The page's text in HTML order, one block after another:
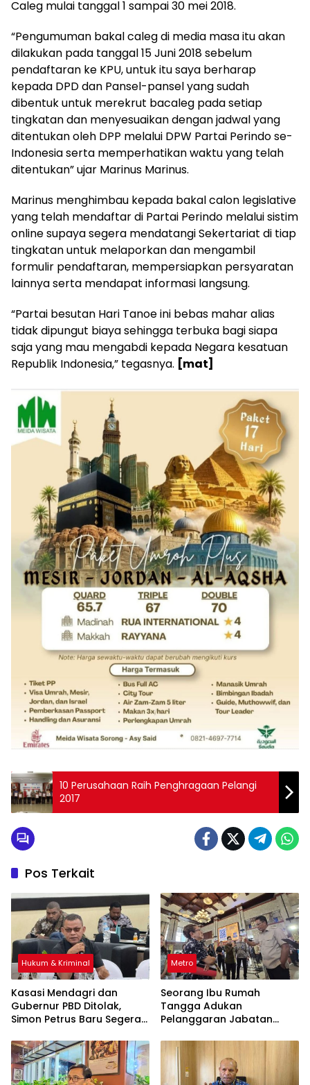
Caleg mulai tanggal 1 sampai 30 mei 2018.
“Pengumuman bakal caleg di media masa itu akan
dilakukan pada tanggal 15 Juni 2018 sebelum
pendaftaran ke KPU, untuk itu saya berharap
kepada DPD dan Pansel-pansel yang sudah
dibentuk untuk merekrut bacaleg pada setiap
tingkatan dan menyesuaikan dengan jadwal yang
ditentukan oleh DPP melalui DPW Partai Perindo se-
Indonesia serta memperhatikan waktu yang telah
ditentukan” ujar Marinus Marinus.
Marinus menghimbau kepada bakal calon legislative
yang telah mendaftar di Partai Perindo melalui sistim
online supaya segera mendatangi Sekertariat di tiap
tingkatan untuk melaporkan dan mengambil
formulir pendaftaran, mempersiapkan persyaratan
lainnya serta mendapat informasi langsung.
“Partai besutan Hari Tanoe ini bebas mahar alias
tidak dipungut biaya sehingga terbuka bagi siapa
saja yang mau mengabdi kepada Negara kesatuan
Republik Indonesia,” tegasnya. [mat]
10 Perusahaan Raih Penghragaan Pelangi
2017
Pos Terkait
Hukum & Kriminal
Kasasi Mendagri dan
Gubernur PBD Ditolak,
Simon Petrus Baru Segera
Metro
Seorang Ibu Rumah
Tangga Adukan
Pelanggaran Jabatan